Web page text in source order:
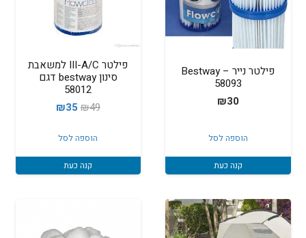
פילטר נייר – Bestway
58093
₪30
הוספה לסל
קנה כעת
פילטר III-A/C למשאבת
סינון bestway דגם
58012
₪49
המחיר
היה:
₪49.
₪35
₪35.
הוספה לסל
קנה כעת